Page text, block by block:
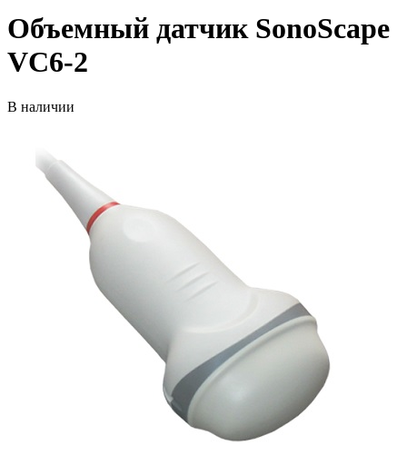
Объемный датчик SonoScape
VC6-2
В наличии